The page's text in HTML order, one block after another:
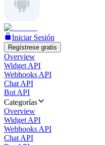
Iniciar Sesión
Regístrese gratis
Overview
Widget API
Webhooks API
Chat API
Bot API
Categorías
Overview
Widget API
Webhooks API
Chat API